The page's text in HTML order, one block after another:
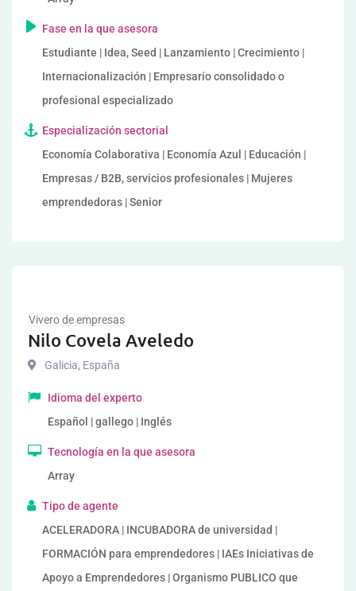
Fase en la que asesora
Estudiante | Idea, Seed | Lanzamiento | Crecimiento |
Internacionalización | Empresario consolidado o
profesional especializado
Especialización sectorial
Economía Colaborativa | Economía Azul | Educación |
Empresas / B2B, servicios profesionales | Mujeres
emprendedoras | Senior
Vivero de empresas
Nilo Covela Aveledo
Galicia, España
Idioma del experto
Español | gallego | Inglés
Tecnología en la que asesora
Array
Tipo de agente
ACELERADORA | INCUBADORA de universidad |
FORMACIÓN para emprendedores | IAEs Iniciativas de
Apoyo a Emprendedores | Organismo PUBLICO que